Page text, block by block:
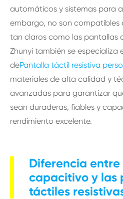
automáticos y sistemas para
embargo, no son compatibles
tan claros como las pantallas
Zhunyi también se especializa
dePantalla táctil resistiva
materiales de alta calidad y
avanzadas para garantizar
sean duraderas, fiables y
rendimiento excelente.
Diferencia
capacitivo y las
táctiles